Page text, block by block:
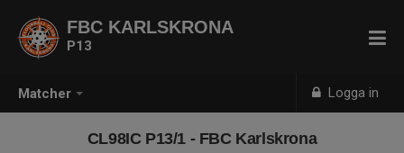
Matcher Logga in
FBC KARLSKRONA
P13
CL98IC P13/1 - FBC Karlskrona